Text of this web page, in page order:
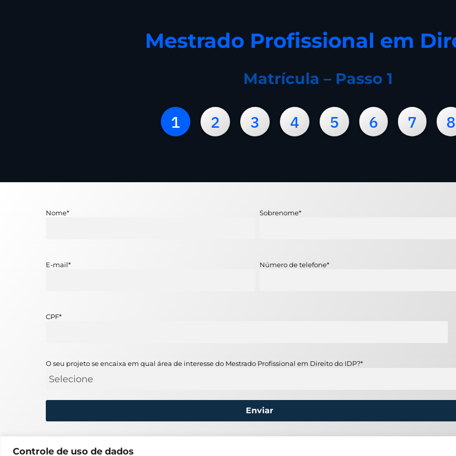
Controle de uso de dados
Mestrado Profissional em
Matrícula – Passo 1
1 2 3 4 5 6 7 8
Nome* Sobrenome*
E-mail* Número de telefone*
CPF*
O seu projeto se encaixa em qual área de interesse do Mestrado Profissional em Direito do IDP?*